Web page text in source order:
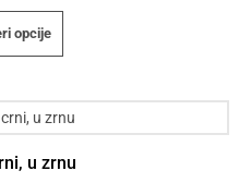
opcije
u zrnu